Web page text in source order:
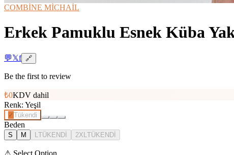
COMBİNE MİCHAİL
Erkek Pamuklu Esnek Küba
💬𝕏f 🔗
Be the first to review
₺0KDV dahil
Renk: Yeşil
✓ Tükendi
Beden
S M TÜKENDİ 2XL TÜKENDİ
⚠ Select Option